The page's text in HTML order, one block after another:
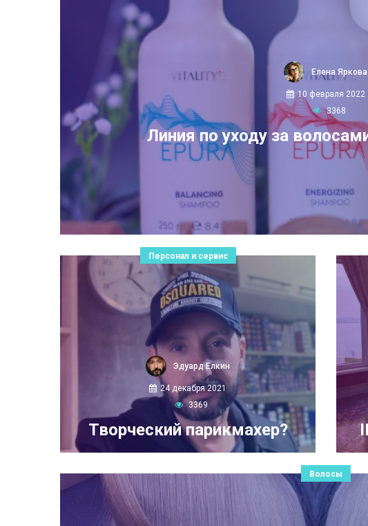
Елена Яркова
10 февраля 2022
3368
Линия по уходу за
Персонал и сервис
Эдуард Елкин
24 декабря 2021
3369
Творческий парикмахер?
Волосы